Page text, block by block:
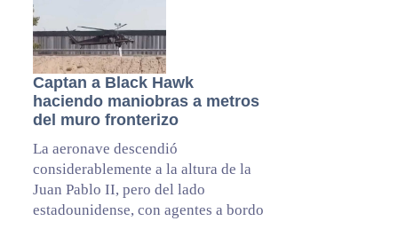
Captan a Black Hawk
haciendo maniobras a metros
del muro fronterizo
La aeronave descendió
considerablemente a la altura de la
Juan Pablo II, pero del lado
estadounidense, con agentes a bordo